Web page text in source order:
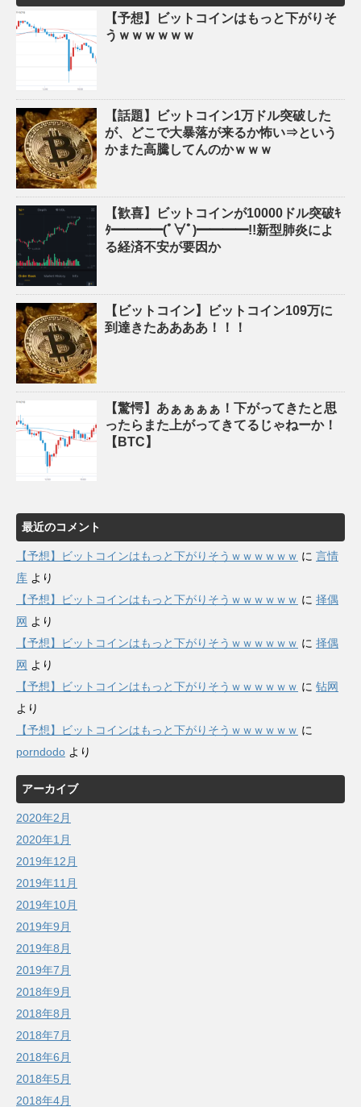
【予想】ビットコインはもっと下がりそ
うｗｗｗｗｗｗ
【話題】ビットコイン1万ドル突破した
が、どこで大暴落が来るか怖い⇒という
かまた高騰してんのかｗｗｗ
【歓喜】ビットコインが10000ドル突破ｷ
ﾀ━━━━(ﾟ∀ﾟ)━━━━!!新型肺炎によ
る経済不安が要因か
【ビットコイン】ビットコイン109万に
到達きたああああ！！！
【驚愕】あぁぁぁぁ！下がってきたと思
ったらまた上がってきてるじゃねーか！
【BTC】
最近のコメント
【予想】ビットコインはもっと下がりそうｗｗｗｗｗｗ に 言情
库 より
【予想】ビットコインはもっと下がりそうｗｗｗｗｗｗ に 择偶
网 より
【予想】ビットコインはもっと下がりそうｗｗｗｗｗｗ に 择偶
网 より
【予想】ビットコインはもっと下がりそうｗｗｗｗｗｗ に 钻网
より
【予想】ビットコインはもっと下がりそうｗｗｗｗｗｗ に
porndodo より
アーカイブ
2020年2月
2020年1月
2019年12月
2019年11月
2019年10月
2019年9月
2019年8月
2019年7月
2018年9月
2018年8月
2018年7月
2018年6月
2018年5月
2018年4月